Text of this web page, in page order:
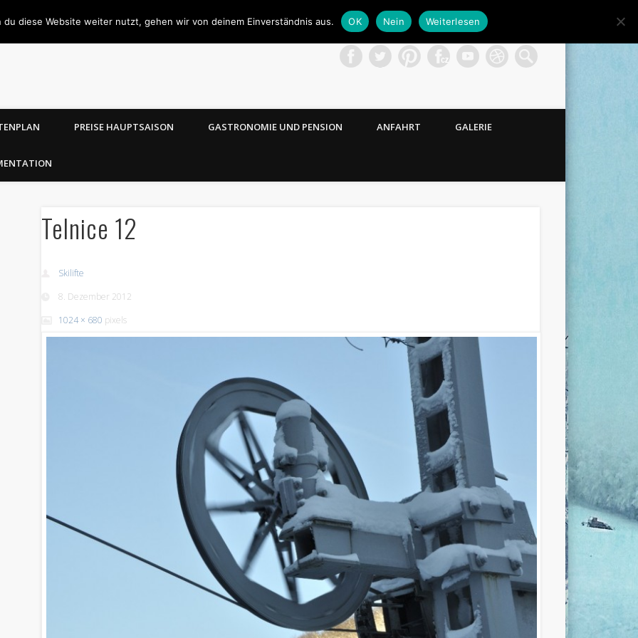
PREISE HAUPTSAISON GASTRONOMIE UND PENSION ANFAHRT GALERIE
Telnice 12
Skilifte
8. Dezember 2012
1024 × 680 pixels
du diese Website weiter nutzt, gehen wir von deinem Einverständnis aus. OK Nein Weiterlesen